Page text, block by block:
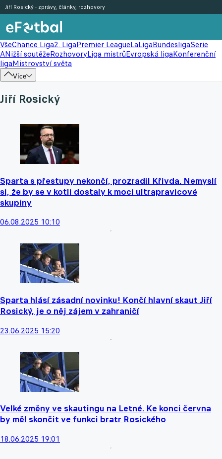
VšeChance Liga2. LigaPremier LeagueLaLigaBundesligaSerie
ANižší soutěžeRozhovoryLiga mistrůEvropská ligaKonferenční
ligaMistrovství světa
Více
Jiří Rosický - zprávy, články, rozhovory
Jiří Rosický
Sparta s přestupy nekončí, prozradil Křivda. Nemyslí
si, že by se v kotli dostaly k moci ultrapravicové
skupiny
06.08.2025 10:10
Sparta hlásí zásadní novinku! Končí hlavní skaut Jiří
Rosický, je o něj zájem v zahraničí
23.06.2025 15:20
Velké změny ve skautingu na Letné. Ke konci června
by měl skončit ve funkci bratr Rosického
18.06.2025 19:01